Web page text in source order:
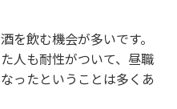
を飲む機会が多いです。
人も耐性がついて、昼職
ったということは多くあ